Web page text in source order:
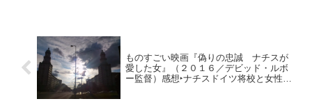
ものすごい映画『偽りの忠誠 ナチスが
愛した女』（２０１６／デビッド・ルボ
ー監督）感想‣ナチスドイツ将校と女性ス